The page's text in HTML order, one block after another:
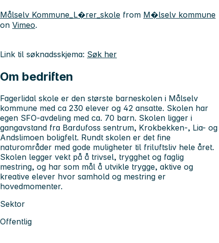
Målselv Kommune_L�rer_skole from M�lselv kommune
on Vimeo.
Link til søknadsskjema: Søk her
Om bedriften
Fagerlidal skole er den største barneskolen i Målselv
kommune med ca 230 elever og 42 ansatte. Skolen har
egen SFO-avdeling med ca. 70 barn. Skolen ligger i
gangavstand fra Bardufoss sentrum, Krokbekken-, Lia- og
Andslimoen boligfelt. Rundt skolen er det fine
naturområder med gode muligheter til friluftsliv hele året.
Skolen legger vekt på å trivsel, trygghet og faglig
mestring, og har som mål å utvikle trygge, aktive og
kreative elever hvor samhold og mestring er
hovedmomenter.
Sektor
Offentlig